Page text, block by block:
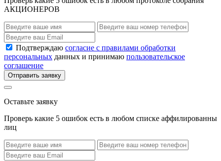
АКЦИОНЕРОВ
Подтверждаю согласие с правилами обработки
персональных данных и принимаю пользовательское
соглашение
Отправить заявку
Оставьте заявку
Проверь какие 5 ошибок есть в любом списке аффилированны
лиц